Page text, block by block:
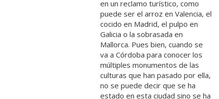
en un reclamo turístico, como
puede ser el arroz en Valencia, el
cocido en Madrid, el pulpo en
Galicia o la sobrasada en
Mallorca. Pues bien, cuando se
va a Córdoba para conocer los
múltiples monumentos de las
culturas que han pasado por ella,
no se puede decir que se ha
estado en esta ciudad sino se ha